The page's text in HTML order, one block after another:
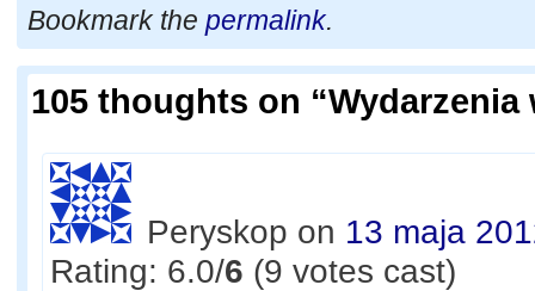
Bookmark the permalink.
105 thoughts on “Wydarzenia
Peryskop on 13 maja
Rating: 6.0/6 (9 votes cast)